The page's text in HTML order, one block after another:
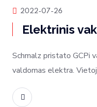
Produktų naujienos
2022-07-26
Elektrinis
Schmalz pristato GCPi
valdomas elektra.